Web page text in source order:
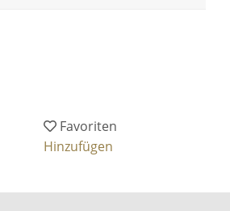
Favoriten
Hinzufügen